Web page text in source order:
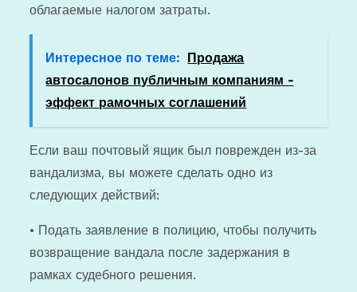
облагаемые налогом затраты.
Интересное по теме: Продажа
автосалонов публичным компаниям -
эффект рамочных соглашений
Если ваш почтовый ящик был поврежден из-за
вандализма, вы можете сделать одно из
следующих действий:
• Подать заявление в полицию, чтобы получить
возвращение вандала после задержания в
рамках судебного решения.